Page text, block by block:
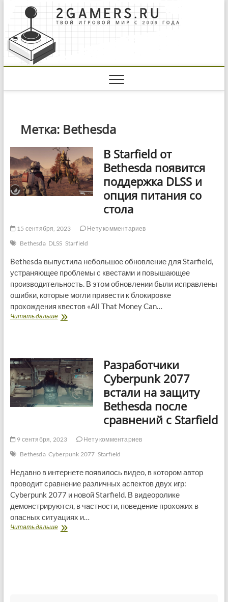
content
Метка: Bethesda
В Starfield от
Bethesda появится
поддержка DLSS и
опция питания со
стола
15 сентября, 2023
Нету комментариев
Bethesda DLSS Starfield
Bethesda выпустила небольшое обновление для Starfield,
устраняющее проблемы с квестами и повышающее
производительность. В этом обновлении были исправлены
ошибки, которые могли привести к блокировке
прохождения квестов «All That Money Can…
Читать дальшеВ
поддержка
DLSS
и
опция
питания
со
Разработчики
Cyberpunk 2077
встали на защиту
Bethesda после
сравнений с Starfield
9 сентября, 2023
Нету комментариев
Bethesda Cyberpunk 2077 Starfield
Недавно в интернете появилось видео, в котором автор
проводит сравнение различных аспектов двух игр:
Cyberpunk 2077 и новой Starfield. В видеоролике
демонстрируются, в частности, поведение прохожих в
опасных ситуациях и…
Читать дальшеРазработчики